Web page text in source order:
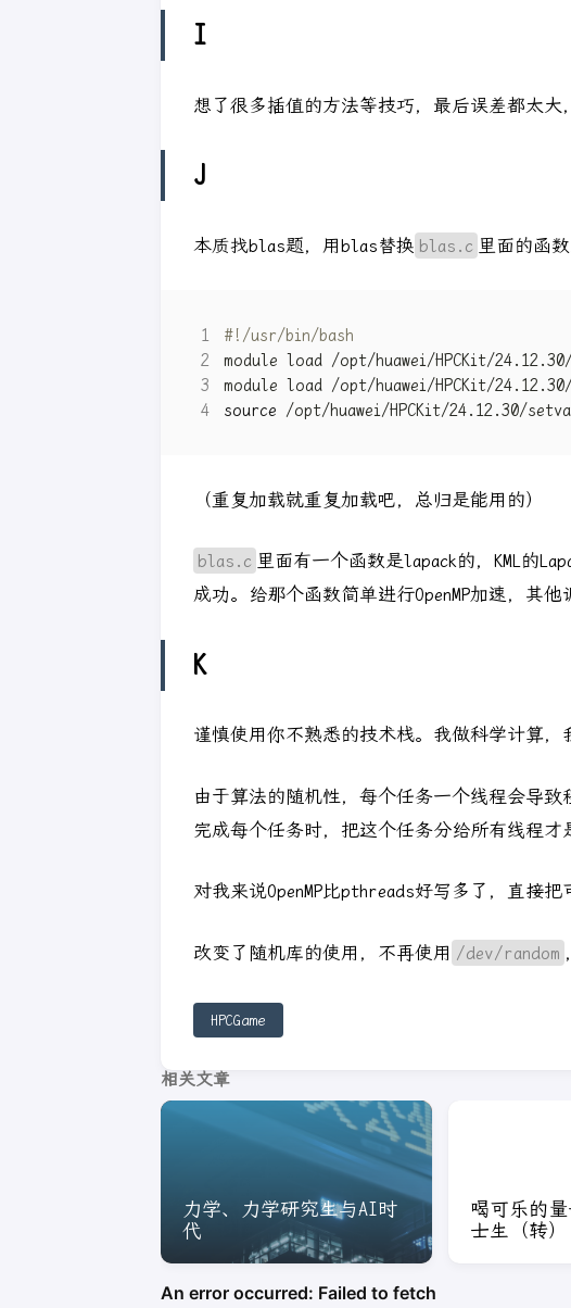
I
想了很多插值的方法等技巧，最后误差都太大
J
本质找blas题，用blas替换 blas.c 里面的函
1
4
source
（重复加载就重复加载吧，总归是能用的）
blas.c 里面有一个函数是lapack的，KML的
成功。给那个函数简单进行OpenMP加速，其
K
谨慎使用你不熟悉的技术栈。我做科学计算，
由于算法的随机性，每个任务一个线程会导
完成每个任务时，把这个任务分给所有线程才
对我来说OpenMP比pthreads好写多了，直接
改变了随机库的使用，不再使用 /dev/random
HPCGame
相关文章
力学、力学研究生与AI时
代
喝可乐的
士生（转）